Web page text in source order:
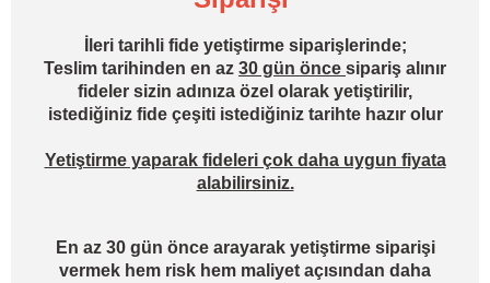
İleri tarihli fide yetiştirme siparişlerinde;
Teslim tarihinden en az 30 gün önce sipariş alınır
fideler sizin adınıza özel olarak yetiştirilir,
istediğiniz fide çeşiti istediğiniz tarihte hazır olur
Yetiştirme yaparak fideleri çok daha uygun fiyata
alabilirsiniz.
En az 30 gün önce arayarak yetiştirme siparişi
vermek hem risk hem maliyet açısından daha